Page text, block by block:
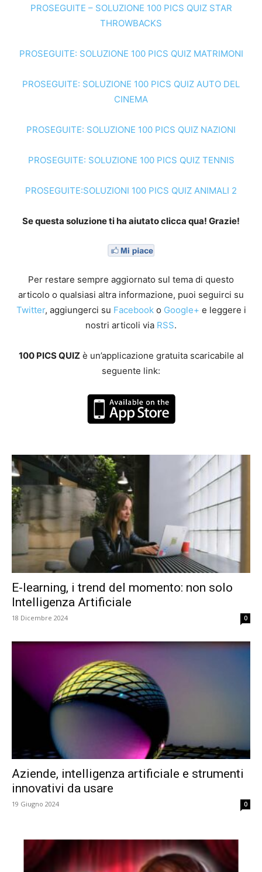
PROSEGUITE – SOLUZIONE 100 PICS QUIZ STAR
THROWBACKS
PROSEGUITE: SOLUZIONE 100 PICS QUIZ MATRIMONI
PROSEGUITE: SOLUZIONE 100 PICS QUIZ AUTO DEL
CINEMA
PROSEGUITE: SOLUZIONE 100 PICS QUIZ NAZIONI
PROSEGUITE: SOLUZIONE 100 PICS QUIZ TENNIS
PROSEGUITE:SOLUZIONI 100 PICS QUIZ ANIMALI 2
Se questa soluzione ti ha aiutato clicca qua! Grazie!
Per restare sempre aggiornato sul tema di questo
articolo o qualsiasi altra informazione, puoi seguirci su
Twitter, aggiungerci su Facebooko Google+ e leggere i
nostri articoli via RSS.
100 PICS QUIZè un’applicazione gratuita scaricabile al
seguente link:
E-learning, i trend del momento: non solo
Intelligenza Artificiale
18 Dicembre 2024 0
Aziende, intelligenza artificiale e strumenti
innovativi da usare
19 Giugno 2024 0